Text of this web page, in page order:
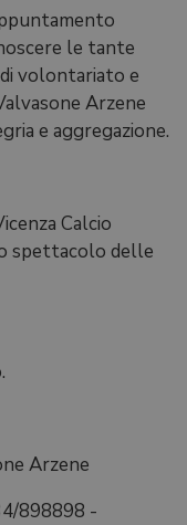
le tante
volontariato e
Arzene
e aggregazione.
Calcio
spettacolo delle
Arzene
898898 -